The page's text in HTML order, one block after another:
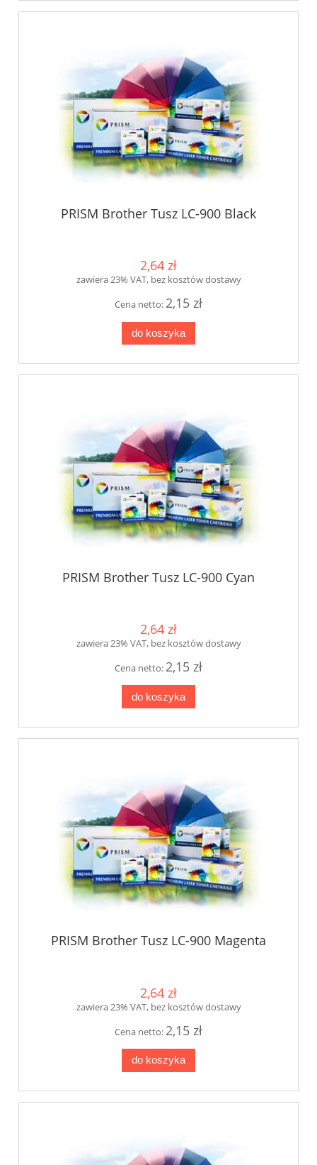
PRISM Brother Tusz LC-900 Black
2,64 zł
zawiera 23% VAT, bez kosztów dostawy
Cena netto: 2,15 zł
do koszyka
PRISM Brother Tusz LC-900 Cyan
2,64 zł
zawiera 23% VAT, bez kosztów dostawy
Cena netto: 2,15 zł
do koszyka
PRISM Brother Tusz LC-900 Magenta
2,64 zł
zawiera 23% VAT, bez kosztów dostawy
Cena netto: 2,15 zł
do koszyka